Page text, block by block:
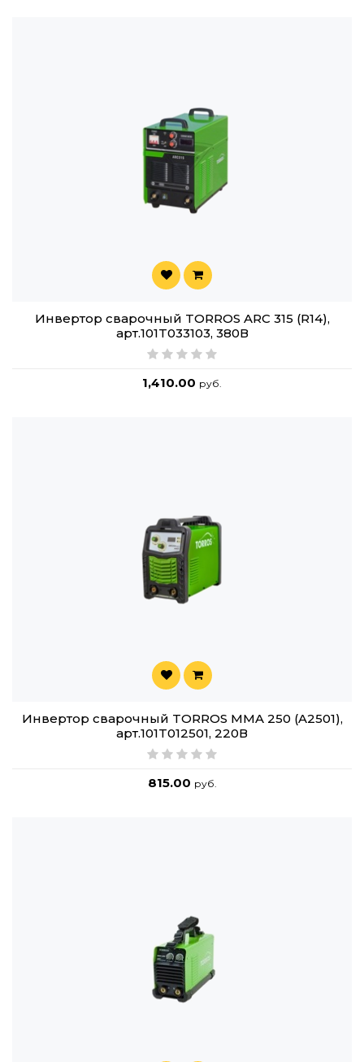
Инвертор сварочный TORROS ARC 315 (R14),
арт.101T033103, 380В
1,410.00 руб.
Инвертор сварочный TORROS MMA 250 (A2501),
арт.101T012501, 220В
815.00 руб.